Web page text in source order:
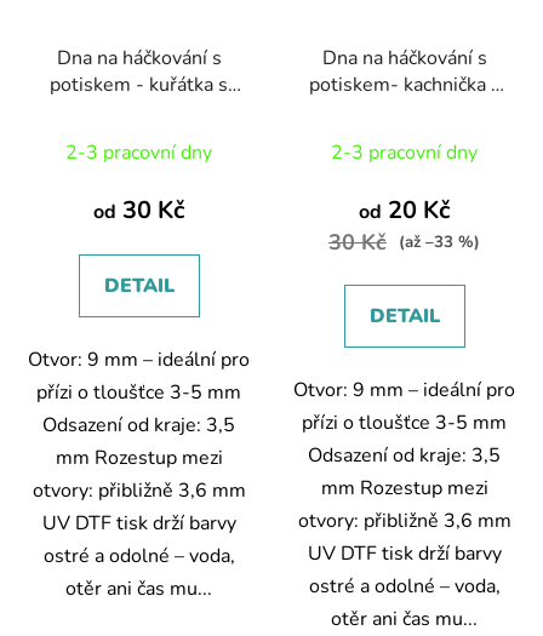
Dna na háčkování s
potiskem - kuřátka s
2-3 pracovní dny
od 30 Kč
DETAIL
Otvor: 9 mm – ideální pro
přízi o tloušťce 3-5 mm
Odsazení od kraje: 3,5
mm Rozestup mezi
otvory: přibližně 3,6 mm
UV DTF tisk drží barvy
ostré a odolné – voda,
otěr ani čas mu...
Dna na háčkování s
potiskem- kachnička v
2-3 pracovní dny
od 20 Kč
30 Kč (až –33 %)
DETAIL
Otvor: 9 mm – ideální pro
přízi o tloušťce 3-5 mm
Odsazení od kraje: 3,5
mm Rozestup mezi
otvory: přibližně 3,6 mm
UV DTF tisk drží barvy
ostré a odolné – voda,
otěr ani čas mu...